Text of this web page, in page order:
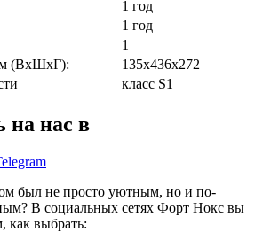
1 год
1 год
1
(ВхШхГ):
135x436x272
класс S1
на нас в
был не просто уютным, но и по-
В социальных сетях Форт Нокс вы
как выбрать: